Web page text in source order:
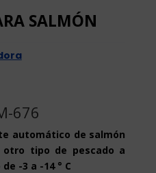
SALMÓN
676
automático de salmón
tipo de pescado a
-3 a -14 ° C